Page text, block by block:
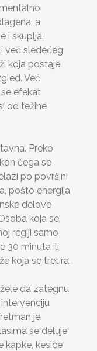
a
i skuplja.
već sledećeg
koja postaje
Već
efekat
od težine
Preko
čega se
po površini
pošto energija
delove
koja se
regiji samo
30 minuta ili
koja se tretira.
da zategnu
je
se deluje
kapke, kesice